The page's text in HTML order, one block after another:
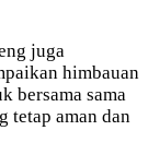
juga
himbauan
bersama sama
tetap aman dan